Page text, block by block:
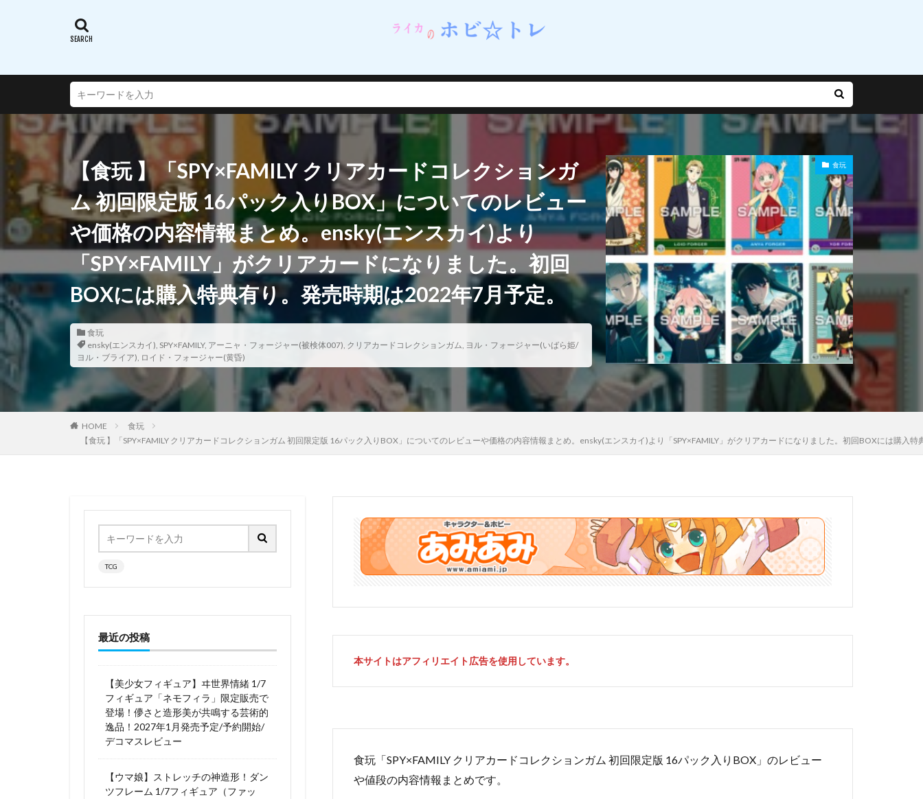
蝸之殼スタジオ（スネイルシェルスタジオ）
角楯カリン 設定資料集
超次元ゲイムネプテューヌ
超絶最かわてんしちゃん 踊り子
軌跡シリーズ
通常攻撃が全体攻撃で二回攻撃のお母さんは好きですか？
逢坂大河
連盟空軍航空魔法音楽隊ルミナスウィッチーズ
遊佐こずえ
遠野秋葉
酒呑童子 重兵装型女子高生 金糸雀 金色の闇 鈴原美紗
鈴雨やつみ
銀鏡イオリ
錦木千束 鎮海 長瀞さん 閃乱カグラ
閃乱カグラ NewWave Gバースト
閃乱カグラ SHINOVI MASTER ～東京妖魔編～
閃刀姫 開栓注意 間桐桜
関羽雲長
阿波連さんははかれない
阿波連れいな 限定販売 陰の実力者になりたくて！
陰陽師本格幻想RPG
陸八魔アル
陽夏木ミカン 雛苺 雛衣ポーレット 雨天決行
雪泉
雪音クリス
雪風 雷電芽衣 雷霆特遣隊 WHISKY・SOUR 霊使い 霧切響子
霧雨魔理沙
青春ブタ野郎はバニーガール先輩の夢を見ない
青眼の究極竜 静山マシロ 風巻祭里
風紀委員長
風薫る - 放課後
風霊使いウィン/Wynn the Wind Chamer 風鳴翼 食戟のソーマ 食玩
食蜂操祈
高木さん
高雄
鬼滅の刃
魂魄妖夢 魔太郎 魔女の旅々 魔妖 魔弾 魔法少女
魔法少女まどか☆マギカ
魔法少女まどかマギカ
鴉羽 鷺沢文香 鹿乃 黒チャイナさん 黒咲芽亜
黒髪メイド
龍造寺朱音 １／ ONE SLASH
【食玩 】「SPY×FAMILY クリアカードコレクションガ
ム 初回限定版 16パック入りBOX」についてのレビュー
や価格の内容情報まとめ。ensky(エンスカイ)より
「SPY×FAMILY」がクリアカードになりました。初回
BOXには購入特典有り。発売時期は2022年7月予定。
食玩
ensky(エンスカイ), SPY×FAMILY, アーニャ・フォージャー(被検体007), クリアカードコレクションガム, ヨル・フォージャー(いばら姫/
ヨル・ブライア), ロイド・フォージャー(黄昏)
食玩
HOME
食玩
【食玩 】「SPY×FAMILY クリアカードコレクションガム 初回限定版 16パック入りBOX」についてのレビューや価格の内容情報まとめ。ensky(エンスカイ)より「SPY×FAMILY」がクリアカードになりました。初回BOXには購入
本サイトはアフィリエイト広告を使用しています。
食玩「SPY×FAMILY クリアカードコレクションガム 初回限定版 16パック入りBOX」のレビュー
や値段の内容情報まとめです。
TCG
最近の投稿
【美少女フィギュア】ヰ世界情緒 1/7
フィギュア「ネモフィラ」限定販売で
登場！儚さと造形美が共鳴する芸術的
逸品！2027年1月発売予定/予約開始/
デコマスレビュー
【ウマ娘】ストレッチの神造形！ダン
ツフレーム 1/7フィギュア（ファッ